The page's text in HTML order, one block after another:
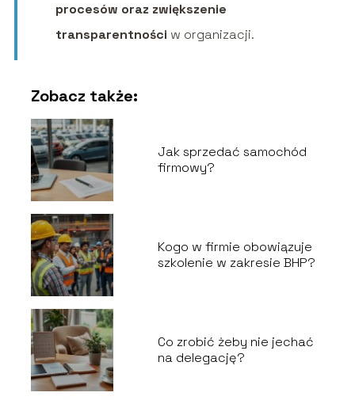
procesów oraz zwiększenie
transparentności w organizacji.
Zobacz także:
Jak sprzedać samochód
firmowy?
Kogo w firmie obowiązuje
szkolenie w zakresie BHP?
Co zrobić żeby nie jechać
na delegację?